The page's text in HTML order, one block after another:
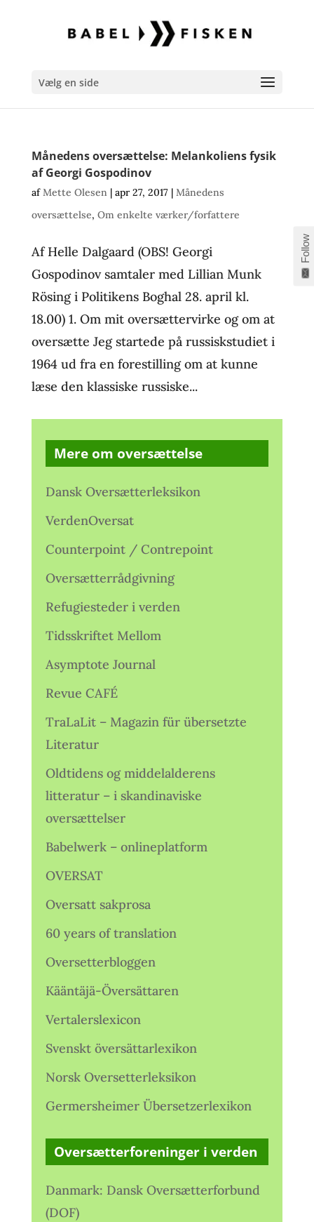
Vælg en side
Månedens oversættelse: Melankoliens fysik
af Georgi Gospodinov
afMette Olesen| apr 27, 2017| Månedens
oversættelse, Om enkelte værker/forfattere
Af Helle Dalgaard (OBS! Georgi
Gospodinov samtaler med Lillian Munk
Rösing i Politikens Boghal 28. april kl.
18.00) 1. Om mit oversættervirke og om at
oversætte Jeg startede på russiskstudiet i
1964 ud fra en forestilling om at kunne
læse den klassiske russiske...
Mere om oversættelse
Dansk Oversætterleksikon
VerdenOversat
Counterpoint / Contrepoint
Oversætterrådgivning
Refugiesteder i verden
Tidsskriftet Mellom
Asymptote Journal
Revue CAFÉ
TraLaLit – Magazin für übersetzte
Literatur
Oldtidens og middelalderens
litteratur – i skandinaviske
oversættelser
Babelwerk – onlineplatform
OVERSAT
Oversatt sakprosa
60 years of translation
Oversetterbloggen
Kääntäjä-Översättaren
Vertalerslexicon
Svenskt översättarlexikon
Norsk Oversetterleksikon
Germersheimer Übersetzerlexikon
Oversætterforeninger i verden
Danmark: Dansk Oversætterforbund
(DOF)
Follow